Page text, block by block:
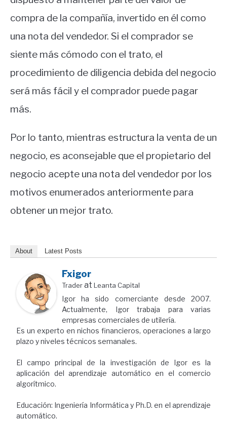
compra de la compañía, invertido en él como
una nota del vendedor. Si el comprador se
siente más cómodo con el trato, el
procedimiento de diligencia debida del negocio
será más fácil y el comprador puede pagar
más.
Por lo tanto, mientras estructura la venta de un
negocio, es aconsejable que el propietario del
negocio acepte una nota del vendedor por los
motivos enumerados anteriormente para
obtener un mejor trato.
About Latest Posts
Fxigor
Traderat Leanta Capital
Igor ha sido comerciante desde 2007.
Actualmente, Igor trabaja para varias
empresas comerciales de utilería.
Es un experto en nichos financieros, operaciones a largo
plazo y niveles técnicos semanales.
El campo principal de la investigación de Igor es la
aplicación del aprendizaje automático en el comercio
algorítmico.
Educación: Ingeniería Informática y Ph.D. en el aprendizaje
automático.